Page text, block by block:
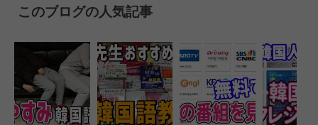
このブログの人気記事